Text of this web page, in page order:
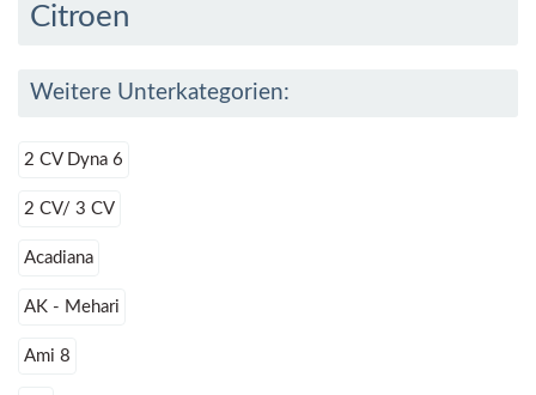
Citroen
Weitere Unterkategorien:
2 CV Dyna 6
2 CV/ 3 CV
Acadiana
AK - Mehari
Ami 8